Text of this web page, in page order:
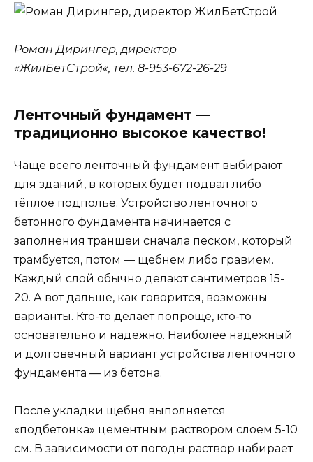
Роман Дирингер, директор
«ЖилБетСтрой«, тел. 8-953-672-26-29
Ленточный фундамент —
традиционно высокое качество!
Чаще всего ленточный фундамент выбирают
для зданий, в которых будет подвал либо
тёплое подполье. Устройство ленточного
бетонного фундамента начинается с
заполнения траншеи сначала песком, который
трамбуется, потом — щебнем либо гравием.
Каждый слой обычно делают сантиметров 15-
20. А вот дальше, как говорится, возможны
варианты. Кто-то делает попроще, кто-то
основательно и надёжно. Наиболее надёжный
и долговечный вариант устройства ленточного
фундамента — из бетона.
После укладки щебня выполняется
«подбетонка» цементным раствором слоем 5-10
см. В зависимости от погоды раствор набирает